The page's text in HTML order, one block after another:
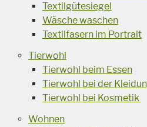
Textilgütesiegel
Wäsche waschen
Textilfasern im Portrait
Tierwohl
Tierwohl beim Essen
Tierwohl bei der
Tierwohl bei Kosmetik
Wohnen